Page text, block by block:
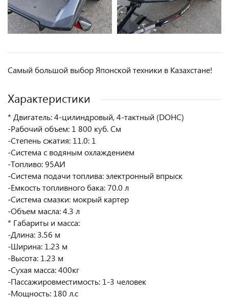
Самый большой выбор Японской техники в Казахстане!
Характеристики
* Двигатель: 4-цилиндровый, 4-тактный (DOHC)
-Рабочий объем: 1 800 куб. См
-Степень сжатия: 11.0: 1
-Система с водяным охлаждением
-Топливо: 95АИ
-Система подачи топлива: электронный впрыск
-Емкость топливного бака: 70.0 л
-Система смазки: мокрый картер
-Объем масла: 4.3 л
* Габариты и масса:
-Длина: 3.56 м
-Ширина: 1.23 м
-Высота: 1.23 м
-Сухая масса: 400кг
-Пассажировместимость: 1-3 человек
-Мощность: 180 л.с